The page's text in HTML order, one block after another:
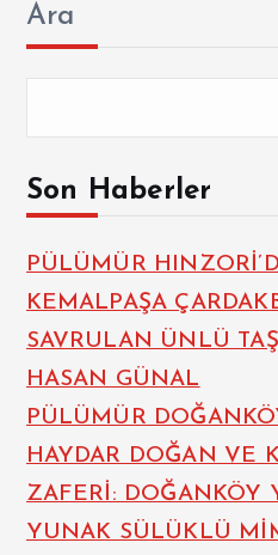
Ara
Son Haberler
PÜLÜMÜR
KEMALPAŞA
SAVRULAN ÜNLÜ
HASAN GÜNAL
PÜLÜMÜR
HAYDAR DOĞAN VE
ZAFERİ: DOĞANKÖY
YUNAK SÜLÜKLÜ